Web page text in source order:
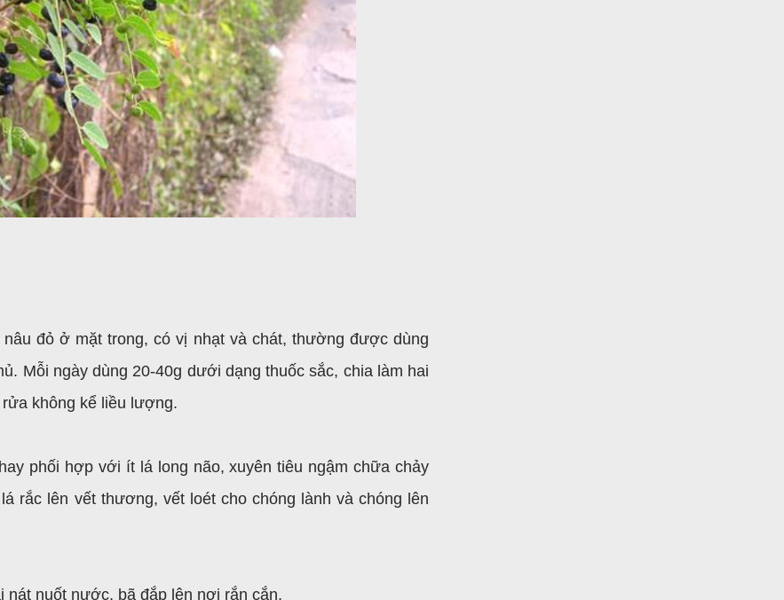
đỏ ở mặt trong, có vị nhạt và chát, thường được dùng
Mỗi ngày dùng 20-40g dưới dạng thuốc sắc, chia làm hai
không kể liều lượng.
phối hợp với ít lá long não, xuyên tiêu ngậm chữa chảy
rắc lên vết thương, vết loét cho chóng lành và chóng lên
nuốt nước, bã đắp lên nơi rắn cắn.